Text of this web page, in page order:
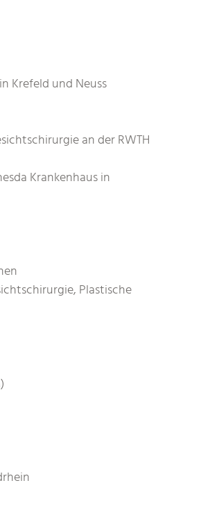
Krefeld und Neuss
an der RWTH
Krankenhaus in
Plastische